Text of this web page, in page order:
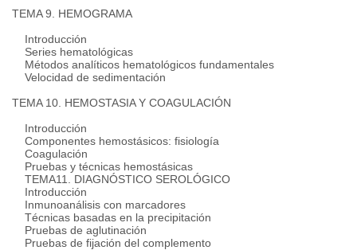
TEMA 9. HEMOGRAMA
Introducción
Series hematológicas
Métodos analíticos hematológicos fundamentales
Velocidad de sedimentación
TEMA 10. HEMOSTASIA Y COAGULACIÓN
Introducción
Componentes hemostásicos: fisiología
Coagulación
Pruebas y técnicas hemostásicas
TEMA11. DIAGNÓSTICO SEROLÓGICO
Introducción
Inmunoanálisis con marcadores
Técnicas basadas en la precipitación
Pruebas de aglutinación
Pruebas de fijación del complemento